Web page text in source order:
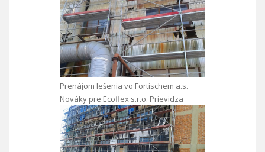
Prenájom lešenia vo Fortischem a.s.
Nováky pre Ecoflex s.r.o. Prievidza